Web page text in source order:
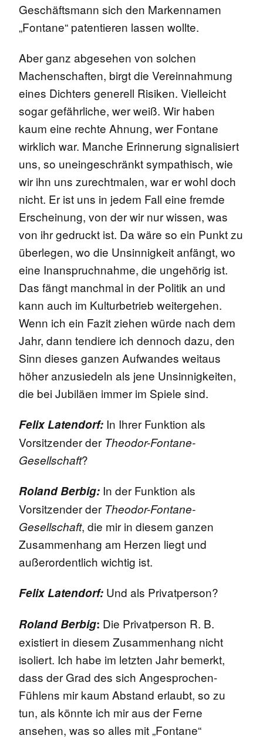
Geschäftsmann sich den Markennamen
„Fontane“ patentieren lassen wollte.
Aber ganz abgesehen von solchen
Machenschaften, birgt die Vereinnahmung
eines Dichters generell Risiken. Vielleicht
sogar gefährliche, wer weiß. Wir haben
kaum eine rechte Ahnung, wer Fontane
wirklich war. Manche Erinnerung signalisiert
uns, so uneingeschränkt sympathisch, wie
wir ihn uns zurechtmalen, war er wohl doch
nicht. Er ist uns in jedem Fall eine fremde
Erscheinung, von der wir nur wissen, was
von ihr gedruckt ist. Da wäre so ein Punkt zu
überlegen, wo die Unsinnigkeit anfängt, wo
eine Inanspruchnahme, die ungehörig ist.
Das fängt manchmal in der Politik an und
kann auch im Kulturbetrieb weitergehen.
Wenn ich ein Fazit ziehen würde nach dem
Jahr, dann tendiere ich dennoch dazu, den
Sinn dieses ganzen Aufwandes weitaus
höher anzusiedeln als jene Unsinnigkeiten,
die bei Jubiläen immer im Spiele sind.
Felix Latendorf: In Ihrer Funktion als
Vorsitzender der Theodor-Fontane-
Gesellschaft?
Roland Berbig: In der Funktion als
Vorsitzender der Theodor-Fontane-
Gesellschaft, die mir in diesem ganzen
Zusammenhang am Herzen liegt und
außerordentlich wichtig ist.
Felix Latendorf: Und als Privatperson?
Roland Berbig: Die Privatperson R. B.
existiert in diesem Zusammenhang nicht
isoliert. Ich habe im letzten Jahr bemerkt,
dass der Grad des sich Angesprochen-
Fühlens mir kaum Abstand erlaubt, so zu
tun, als könnte ich mir aus der Ferne
ansehen, was so alles mit „Fontane“